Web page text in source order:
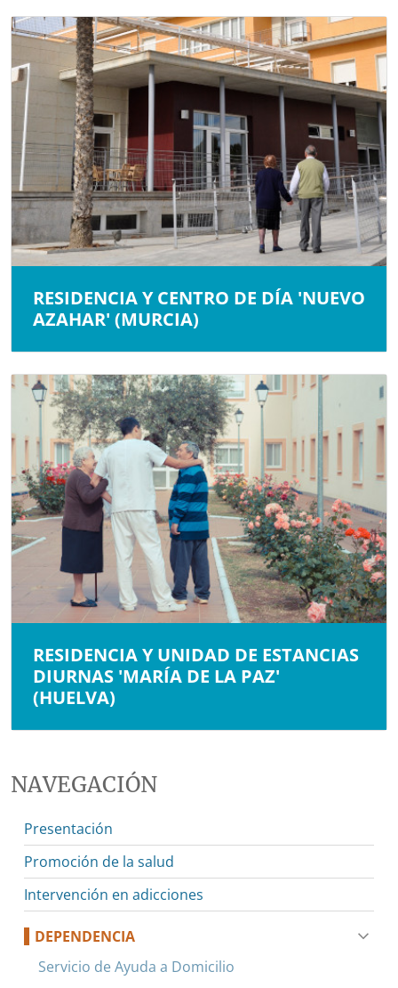
RESIDENCIA Y CENTRO DE DÍA 'NUEVO
AZAHAR' (MURCIA)
RESIDENCIA Y UNIDAD DE ESTANCIAS
DIURNAS 'MARÍA DE LA PAZ'
(HUELVA)
NAVEGACIÓN
Presentación
Promoción de la salud
Intervención en adicciones
DEPENDENCIA
Servicio de Ayuda a Domicilio